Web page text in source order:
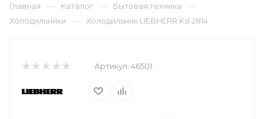
Главная — Каталог — Бытовая техника —
Холодильники — Холодильник LIEBHERR Ksl 2814
Артикул: 46501